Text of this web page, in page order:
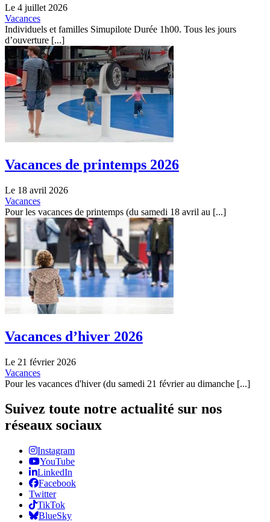
Le 4 juillet 2026
Vacances
Individuels et familles Simupilote Durée 1h00. Tous les jours
d’ouverture [...]
Vacances de printemps 2026
Le 18 avril 2026
Vacances
Pour les vacances de printemps (du samedi 18 avril au [...]
Vacances d’hiver 2026
Le 21 février 2026
Vacances
Pour les vacances d'hiver (du samedi 21 février au dimanche [...]
Suivez toute notre actualité sur nos
réseaux sociaux
Instagram
YouTube
LinkedIn
Facebook
Twitter
TikTok
BlueSky